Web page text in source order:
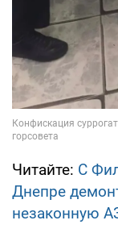
Читайте: С
Днепре
незаконную